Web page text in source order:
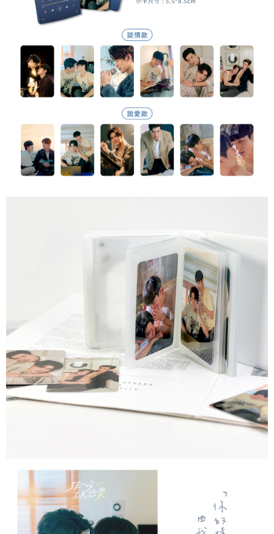
限らない）は、AFTEEに渡され当サービスで必要な範囲内で利用されま
す。AFTEEの個人情報の収集、処理、利用について、詳細はAFTEE公式ホ
ームページの『個人情報の収集、処理及び利用に関する声明』をご参照く
https://aftee.tw/privacypolicy/）。
AFTEEの初回ご利用の際に、審査を通過すれば、最高額がNT$10,000にな
ります。支払い期限を過ぎた場合、その金額に基づいて年利20%の遅延滞
納金が加算されます。未成年の利用者は、事前に法定代理人または後見人
の同意を得ればAFTEEをご利用いただけます。
個人情報の処理、利用について疑問がある、または関連する法律の権利を
行使したい場合は、ネットプロテクションズcs_tw@netprotections.co.jp
にご連絡ください。上記に示した個人情報を、必要な購入注文書とあわせ
てAFTEEにご提供いただく、またはAFTEEにあなたの個人情報の収集、処
理、利用を許可することににご同意いただけない場合は、当サービスを選
択しないでください。
國家/地區配送